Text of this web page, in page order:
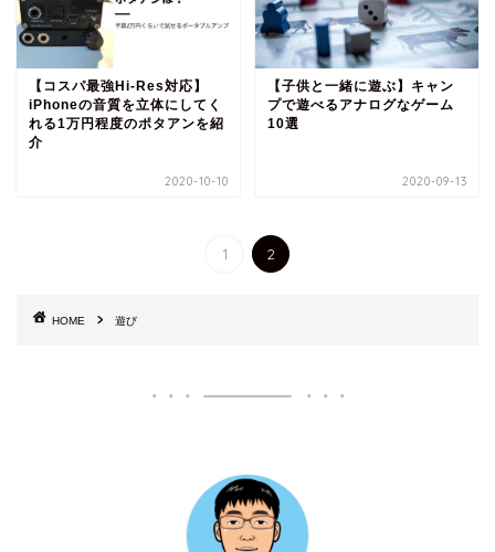
【コスパ最強Hi-Res対応】
iPhoneの音質を立体にしてく
れる1万円程度のポタアンを紹
介
2020-10-10
【子供と一緒に遊ぶ】キャン
プで遊べるアナログなゲーム
10選
2020-09-13
1 2
HOME 遊び